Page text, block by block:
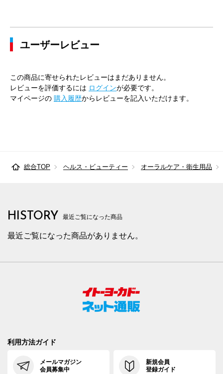
ユーザーレビュー
この商品に寄せられたレビューはまだありません。
レビューを評価するには ログインが必要です。
マイページの 購入履歴からレビューを記入いただけます。
総合TOP ヘルス・ビューティー オーラルケア・衛生用品
HISTORY 最近ご覧になった商品
最近ご覧になった商品がありません。
利用方法ガイド
メールマガジン
会員募集中
新規会員
登録ガイド